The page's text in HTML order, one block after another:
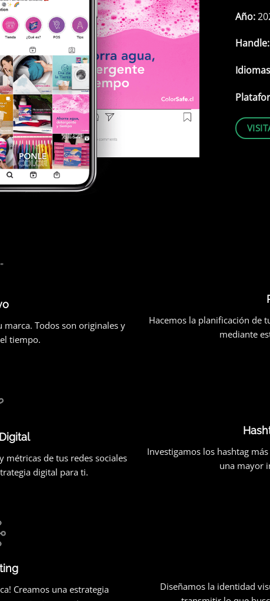
Año:
marca. Todos son originales y
tiempo.
Hacemos la planificación de
mediante
métricas de tus redes sociales
digital para ti.
Investigamos los hashtag
una mayor
Creamos una estrategia
Diseñamos la identidad